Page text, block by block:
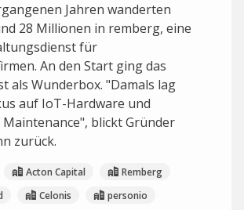
Jahren wanderten
28 Millionen in remberg, eine
für
An den Start ging das
als Wunderbox. "Damals lag
auf IoT-Hardware und
Maintenance", blickt Gründer
zurück.
Acton Capital
Remberg
Celonis
personio